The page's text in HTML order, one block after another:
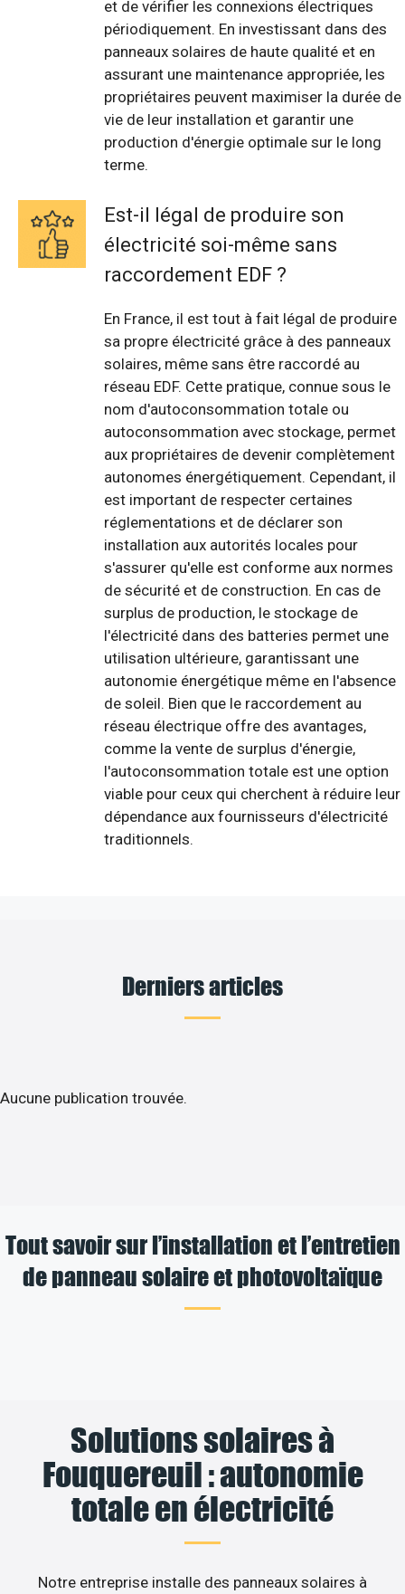
et de vérifier les connexions électriques
périodiquement. En investissant dans des
panneaux solaires de haute qualité et en
assurant une maintenance appropriée, les
propriétaires peuvent maximiser la durée de
vie de leur installation et garantir une
production d'énergie optimale sur le long
terme.
Est-il légal de produire son
électricité soi-même sans
raccordement EDF ?
En France, il est tout à fait légal de produire
sa propre électricité grâce à des panneaux
solaires, même sans être raccordé au
réseau EDF. Cette pratique, connue sous le
nom d'autoconsommation totale ou
autoconsommation avec stockage, permet
aux propriétaires de devenir complètement
autonomes énergétiquement. Cependant, il
est important de respecter certaines
réglementations et de déclarer son
installation aux autorités locales pour
s'assurer qu'elle est conforme aux normes
de sécurité et de construction. En cas de
surplus de production, le stockage de
l'électricité dans des batteries permet une
utilisation ultérieure, garantissant une
autonomie énergétique même en l'absence
de soleil. Bien que le raccordement au
réseau électrique offre des avantages,
comme la vente de surplus d'énergie,
l'autoconsommation totale est une option
viable pour ceux qui cherchent à réduire leur
dépendance aux fournisseurs d'électricité
traditionnels.
Derniers articles
Aucune publication trouvée.
Tout savoir sur l’installation et l’entretien
de panneau solaire et photovoltaïque
Solutions solaires à
Fouquereuil : autonomie
totale en électricité
Notre entreprise installe des panneaux solaires à